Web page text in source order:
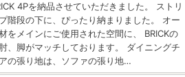
4Pを納品させていただきました。 ストリ
階段の下に、ぴったり納まりました。 オー
をメインにご使用された空間に、 BRICKの
、脚がマッチしております。 ダイニングチ
の張り地は、ソファの張り地…